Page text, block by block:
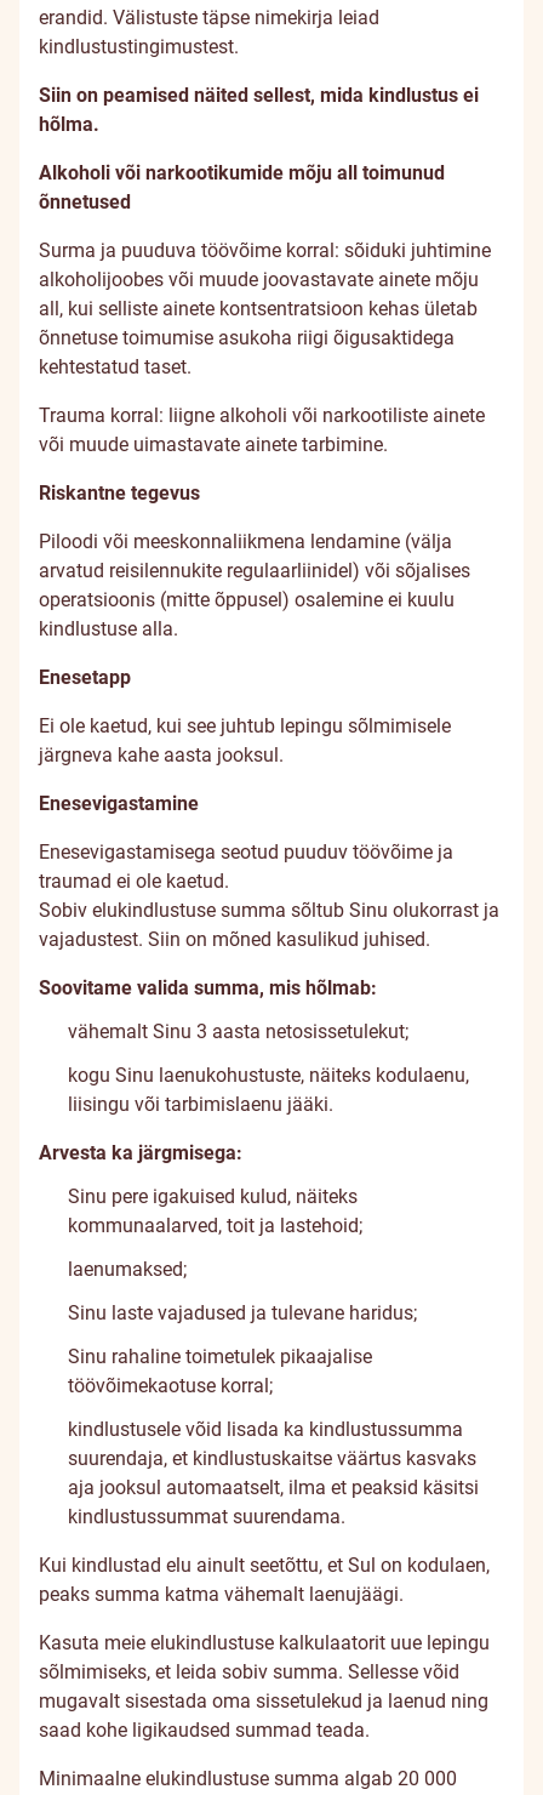
erandid. Välistuste täpse nimekirja leiad
kindlustustingimustest.
Siin on peamised näited sellest, mida kindlustus ei
hõlma.
Alkoholi või narkootikumide mõju all toimunud
õnnetused
Surma ja puuduva töövõime korral: sõiduki juhtimine
alkoholijoobes või muude joovastavate ainete mõju
all, kui selliste ainete kontsentratsioon kehas ületab
õnnetuse toimumise asukoha riigi õigusaktidega
kehtestatud taset.
Trauma korral: liigne alkoholi või narkootiliste ainete
või muude uimastavate ainete tarbimine.
Riskantne tegevus
Piloodi või meeskonnaliikmena lendamine (välja
arvatud reisilennukite regulaarliinidel) või sõjalises
operatsioonis (mitte õppusel) osalemine ei kuulu
kindlustuse alla.
Enesetapp
Ei ole kaetud, kui see juhtub lepingu sõlmimisele
järgneva kahe aasta jooksul.
Enesevigastamine
Enesevigastamisega seotud puuduv töövõime ja
traumad ei ole kaetud.
Sobiv elukindlustuse summa sõltub Sinu olukorrast ja
vajadustest. Siin on mõned kasulikud juhised.
Soovitame valida summa, mis hõlmab:
vähemalt Sinu 3 aasta netosissetulekut;
kogu Sinu laenukohustuste, näiteks kodulaenu,
liisingu või tarbimislaenu jääki.
Arvesta ka järgmisega:
Sinu pere igakuised kulud, näiteks
kommunaalarved, toit ja lastehoid;
laenumaksed;
Sinu laste vajadused ja tulevane haridus;
Sinu rahaline toimetulek pikaajalise
töövõimekaotuse korral;
kindlustusele võid lisada ka kindlustussumma
suurendaja, et kindlustuskaitse väärtus kasvaks
aja jooksul automaatselt, ilma et peaksid käsitsi
kindlustussummat suurendama.
Kui kindlustad elu ainult seetõttu, et Sul on kodulaen,
peaks summa katma vähemalt laenujäägi.
Kasuta meie elukindlustuse kalkulaatorit uue lepingu
sõlmimiseks, et leida sobiv summa. Sellesse võid
mugavalt sisestada oma sissetulekud ja laenud ning
saad kohe ligikaudsed summad teada.
Minimaalne elukindlustuse summa algab 20 000